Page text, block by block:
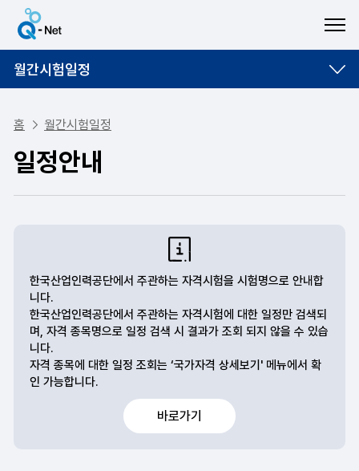
월간시험일정
홈 월간시험일정
일정안내
한국산업인력공단에서 주관하는 자격시험을 시험명으로 안내합
니다.
한국산업인력공단에서 주관하는 자격시험에 대한 일정만 검색되
며, 자격 종목명으로 일정 검색 시 결과가 조회 되지 않을 수 있습
니다.
자격 종목에 대한 일정 조회는 ‘국가자격 상세보기' 메뉴에서 확
인 가능합니다.
바로가기